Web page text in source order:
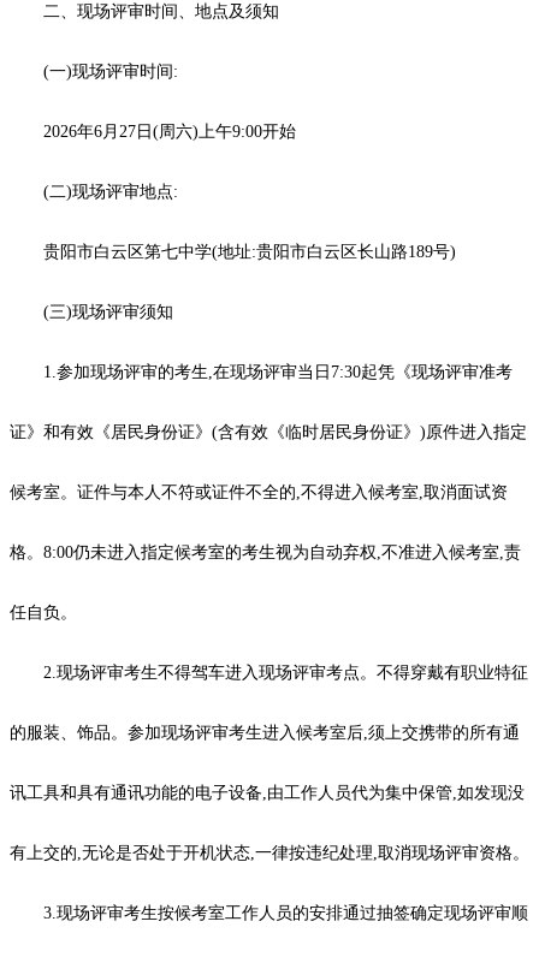
二、现场评审时间、地点及须知
(一)现场评审时间:
2026年6月27日(周六)上午9:00开始
(二)现场评审地点:
贵阳市白云区第七中学(地址:贵阳市白云区长山路189号)
(三)现场评审须知
1.参加现场评审的考生,在现场评审当日7:30起凭《现场评审准考
证》和有效《居民身份证》(含有效《临时居民身份证》)原件进入指定
候考室。证件与本人不符或证件不全的,不得进入候考室,取消面试资
格。8:00仍未进入指定候考室的考生视为自动弃权,不准进入候考室,责
任自负。
2.现场评审考生不得驾车进入现场评审考点。不得穿戴有职业特征
的服装、饰品。参加现场评审考生进入候考室后,须上交携带的所有通
讯工具和具有通讯功能的电子设备,由工作人员代为集中保管,如发现没
有上交的,无论是否处于开机状态,一律按违纪处理,取消现场评审资格。
3.现场评审考生按候考室工作人员的安排通过抽签确定现场评审顺